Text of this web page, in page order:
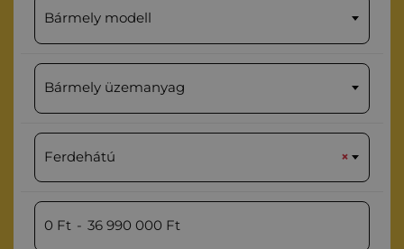
Bármely modell
Bármely üzemanyag
×
Ferdehátú
0 Ft - 36 990 000 Ft